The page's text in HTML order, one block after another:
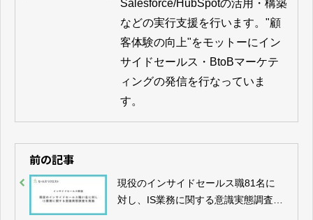
Salesforce/HubSpotの活用・構築
などの実行支援を行います。"顧
客体験の向上"をモットーにイン
サイドセールス・BtoBマーケテ
ィングの発信を行なっていま
す。
前の記事
現役のインサイドセールス職81名に
対し、IS業務に関する意識実態調査を